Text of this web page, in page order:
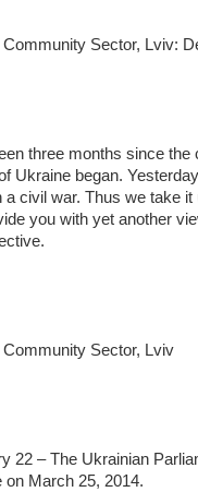
Community Sector, Lviv:
three months since
Ukraine began.
a civil war. Thus we take
you with yet another
Community Sector, Lviv
22 – The Ukrainian
on March 25, 2014.